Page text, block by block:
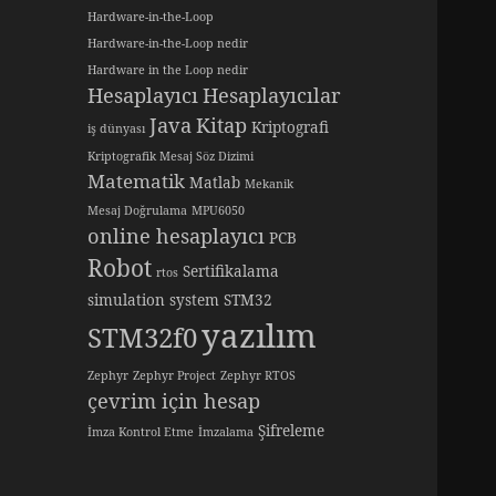
Hardware-in-the-Loop
Hardware-in-the-Loop nedir
Hardware in the Loop nedir
HesaplayıcıHesaplayıcılar
iş dünyası JavaKitap Kriptografi
Kriptografik Mesaj Söz Dizimi
Matematik Matlab Mekanik
Mesaj Doğrulama MPU6050
online hesaplayıcı PCB
Robot rtos Sertifikalama
simulation system STM32
STM32f0yazılım
Zephyr Zephyr Project Zephyr RTOS
çevrim için hesap
İmza Kontrol Etme İmzalama Şifreleme